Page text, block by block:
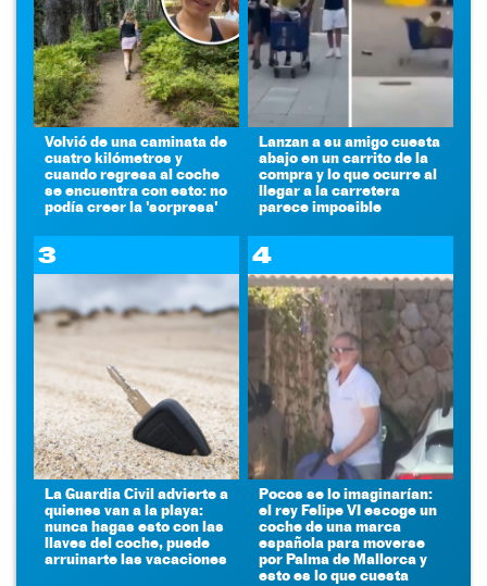
Volvió de una caminata de
cuatro kilómetros y
cuando regresa al coche
se encuentra con esto: no
podía creer la 'sorpresa'
Lanzan a su amigo cuesta
abajo en un carrito de la
compra y lo que ocurre al
llegar a la carretera
parece imposible
3
La Guardia Civil advierte a
quienes van a la playa:
nunca hagas esto con las
llaves del coche, puede
arruinarte las vacaciones
4
Pocos se lo imaginarían:
el rey Felipe VI escoge un
coche de una marca
española para moverse
por Palma de Mallorca y
esto es lo que cuesta